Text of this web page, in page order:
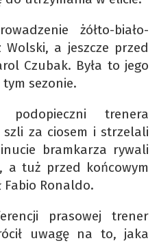
żółto-biało-
Wolski, a jeszcze przed
Czubak. Była to jego
sezonie.
trenera
za ciosem i strzelali
bramkarza rywali
a tuż przed końcowym
Fabio Ronaldo.
prasowej trener
uwagę na to, jaka